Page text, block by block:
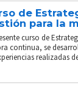
de
para la
curso de
continua, se
realizadas